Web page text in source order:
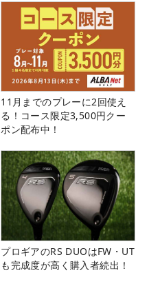
11月までのプレーに2回使え
る！コース限定3,500円クー
ポン配布中！
プロギアのRS DUOはFW・UT
も完成度が高く購入者続出！